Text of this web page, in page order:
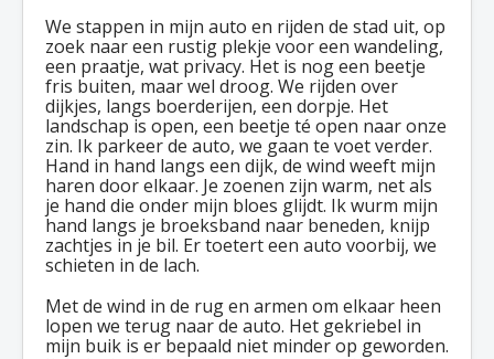
We stappen in mijn auto en rijden de stad uit, op
zoek naar een rustig plekje voor een wandeling,
een praatje, wat privacy. Het is nog een beetje
fris buiten, maar wel droog. We rijden over
dijkjes, langs boerderijen, een dorpje. Het
landschap is open, een beetje té open naar onze
zin. Ik parkeer de auto, we gaan te voet verder.
Hand in hand langs een dijk, de wind weeft mijn
haren door elkaar. Je zoenen zijn warm, net als
je hand die onder mijn bloes glijdt. Ik wurm mijn
hand langs je broeksband naar beneden, knijp
zachtjes in je bil. Er toetert een auto voorbij, we
schieten in de lach.
Met de wind in de rug en armen om elkaar heen
lopen we terug naar de auto. Het gekriebel in
mijn buik is er bepaald niet minder op geworden.